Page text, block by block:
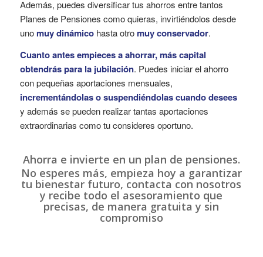
Además, puedes diversificar tus ahorros entre tantos
Planes de Pensiones como quieras, invirtiéndolos desde
uno muy dinámicohasta otro muy conservador.
Cuanto antes empieces a ahorrar, más capital
obtendrás para la jubilación. Puedes iniciar el ahorro
con pequeñas aportaciones mensuales,
incrementándolas o suspendiéndolas cuando desees
y además se pueden realizar tantas aportaciones
extraordinarias como tu consideres oportuno.
Ahorra e invierte en un plan de pensiones.
No esperes más, empieza hoy a garantizar
tu bienestar futuro, contacta con nosotros
y recibe todo el asesoramiento que
precisas, de manera gratuita y sin
compromiso